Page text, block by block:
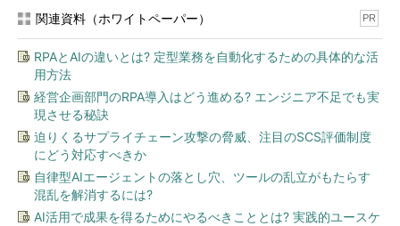
関連資料（ホワイトペーパー） PR
RPAとAIの違いとは? 定型業務を自動化するための具体的な活
用方法
経営企画部門のRPA導入はどう進める? エンジニア不足でも実
現させる秘訣
迫りくるサプライチェーン攻撃の脅威、注目のSCS評価制度
にどう対応すべきか
自律型AIエージェントの落とし穴、ツールの乱立がもたらす
混乱を解消するには?
AI活用で成果を得るためにやるべきこととは? 実践的ユースケ